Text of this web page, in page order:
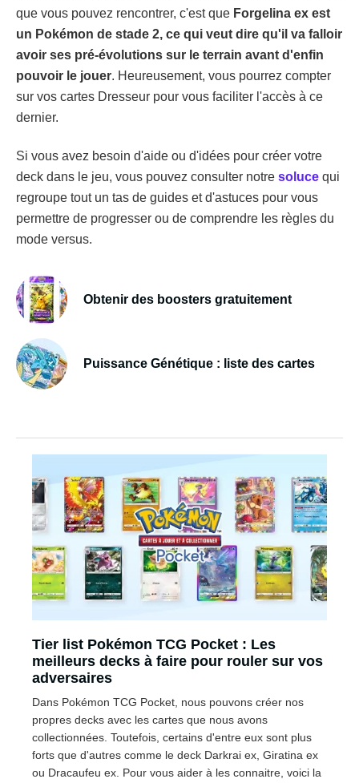
que vous pouvez rencontrer, c'est que Forgelina ex est
un Pokémon de stade 2, ce qui veut dire qu'il va falloir
avoir ses pré-évolutions sur le terrain avant d'enfin
pouvoir le jouer. Heureusement, vous pourrez compter
sur vos cartes Dresseur pour vous faciliter l'accès à ce
dernier.
Si vous avez besoin d'aide ou d'idées pour créer votre
deck dans le jeu, vous pouvez consulter notre soluce qui
regroupe tout un tas de guides et d'astuces pour vous
permettre de progresser ou de comprendre les règles du
mode versus.
Obtenir des boosters gratuitement
Puissance Génétique : liste des cartes
Tier list Pokémon TCG Pocket : Les
meilleurs decks à faire pour rouler sur vos
adversaires
Dans Pokémon TCG Pocket, nous pouvons créer nos
propres decks avec les cartes que nous avons
collectionnées. Toutefois, certains d'entre eux sont plus
forts que d'autres comme le deck Darkrai ex, Giratina ex
ou Dracaufeu ex. Pour vous aider à les connaitre, voici la